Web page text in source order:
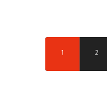
1 2